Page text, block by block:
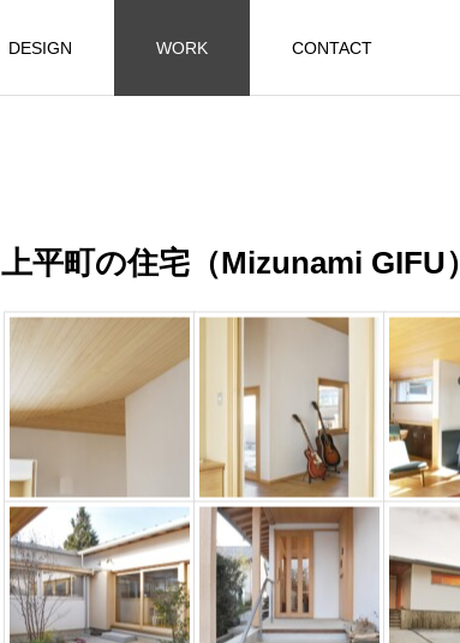
DESIGN WORK CONTACT
上平町の住宅（Mizunami GIFU）